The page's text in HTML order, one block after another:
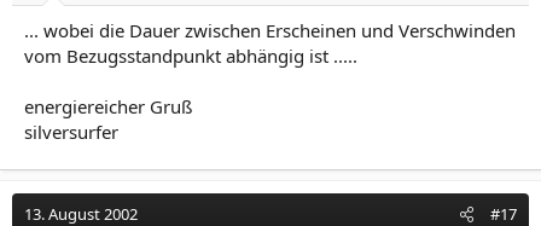
... wobei die Dauer zwischen Erscheinen und Verschwinden
vom Bezugsstandpunkt abhängig ist .....
energiereicher Gruß
silversurfer
13. August 2002 #17